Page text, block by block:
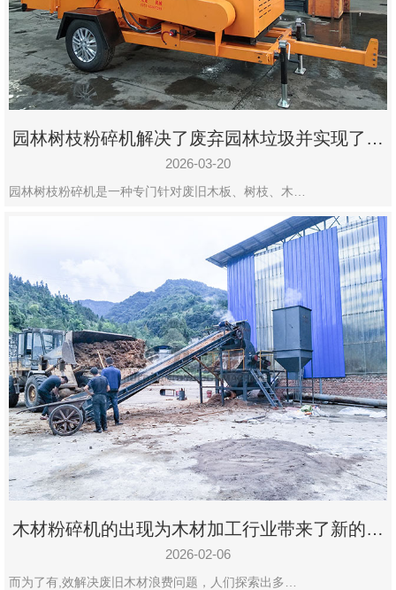
园林树枝粉碎机解决了废弃园林垃圾并实现了再
利用
2026-03-20
园林树枝粉碎机是一种专门针对废旧木板、树枝、木…
木材粉碎机的出现为木材加工行业带来了新的变
化
2026-02-06
而为了有,效解决废旧木材浪费问题，人们探索出多…